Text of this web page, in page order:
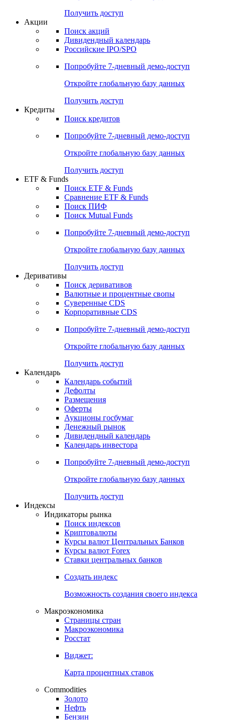
Попробуйте7-дневный
Откройте глобальную базу данных
Получить доступ
Поиск акций
Российские IPO/SPO
Попробуйте7-дневный
Откройте глобальную базу данных
Получить доступ
Поиск кредитов
Попробуйте7-дневный
Откройте глобальную базу данных
Получить доступ
ETF & Funds
Сравнение ETF & Funds
Поиск Mutual Funds
Попробуйте7-дневный
Откройте глобальную базу данных
Получить доступ
Деривативы
Валютные и процентные свопы
Корпоративные CDS
Попробуйте7-дневный
Откройте глобальную базу данных
Получить доступ
Календарь
Календарь событий
Дефолты
Размещения
Оферты
Денежный рынок
Календарь инвестора
Попробуйте7-дневный
Откройте глобальную базу данных
Получить доступ
Индикаторы рынка
Поиск индексов
Курсы валют Центральных Банков
Ставки центральных банков
Создать индекс
Возможность создания своего индекса
Страницы стран
Росстат
Виджет:
Карта процентных ставок